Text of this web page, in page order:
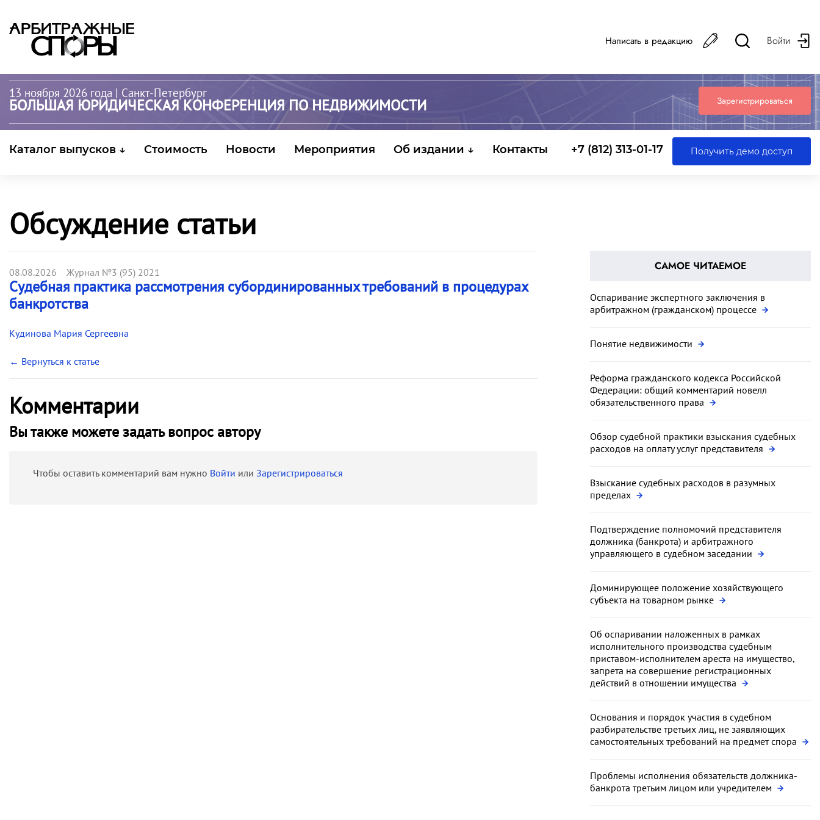
Написать в редакцию Войти
13 ноября 2026 года | Санкт-Петербург
БОЛЬШАЯ ЮРИДИЧЕСКАЯ КОНФЕРЕНЦИЯ ПО НЕДВИЖИМОСТИ Зарегистрироваться
Каталог выпусков ↓ Стоимость Новости Мероприятия Об издании ↓ Контакты +7 (812) 313-01-17 Получить демо доступ
Обсуждение статьи
08.08.2026 Журнал №3 (95) 2021
Судебная практика рассмотрения субординированных требований в процедурах
банкротства
Кудинова Мария Сергеевна
← Вернуться к статье
Комментарии
Вы также можете задать вопрос автору
Чтобы оставить комментарий вам нужно Войти или Зарегистрироваться
САМОЕ ЧИТАЕМОЕ
Оспаривание экспертного заключения в
арбитражном (гражданском) процессе
Понятие недвижимости
Реформа гражданского кодекса Российской
Федерации: общий комментарий новелл
обязательственного права
Обзор судебной практики взыскания судебных
расходов на оплату услуг представителя
Взыскание судебных расходов в разумных
пределах
Подтверждение полномочий представителя
должника (банкрота) и арбитражного
управляющего в судебном заседании
Доминирующее положение хозяйствующего
субъекта на товарном рынке
Об оспаривании наложенных в рамках
исполнительного производства судебным
приставом-исполнителем ареста на имущество,
запрета на совершение регистрационных
действий в отношении имущества
Основания и порядок участия в судебном
разбирательстве третьих лиц, не заявляющих
самостоятельных требований на предмет спора
Проблемы исполнения обязательств должника-
банкрота третьим лицом или учредителем